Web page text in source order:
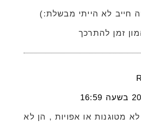
חייב לא הייתי מבשלת:)
זמן להתרכך
לא מטוגנות או אפויות , הן לא